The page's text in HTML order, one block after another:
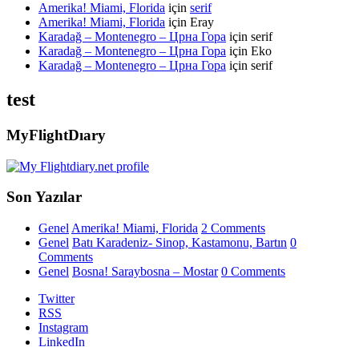
Amerika! Miami, Florida için serif
Amerika! Miami, Florida için Eray
Karadağ – Montenegro – Црна Гора için serif
Karadağ – Montenegro – Црна Гора için Eko
Karadağ – Montenegro – Црна Гора için serif
test
MyFlightDıary
Son Yazılar
Genel Amerika! Miami, Florida 2 Comments
Genel Batı Karadeniz- Sinop, Kastamonu, Bartın 0
Comments
Genel Bosna! Saraybosna – Mostar 0 Comments
Twitter
RSS
Instagram
LinkedIn